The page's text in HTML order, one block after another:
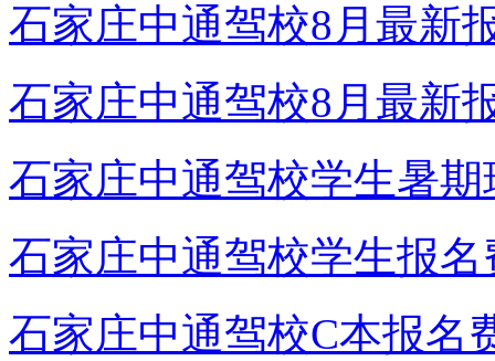
石家庄中通驾校8月最新
石家庄中通驾校8月最新
石家庄中通驾校学生暑期
石家庄中通驾校学生报名
石家庄中通驾校C本报名